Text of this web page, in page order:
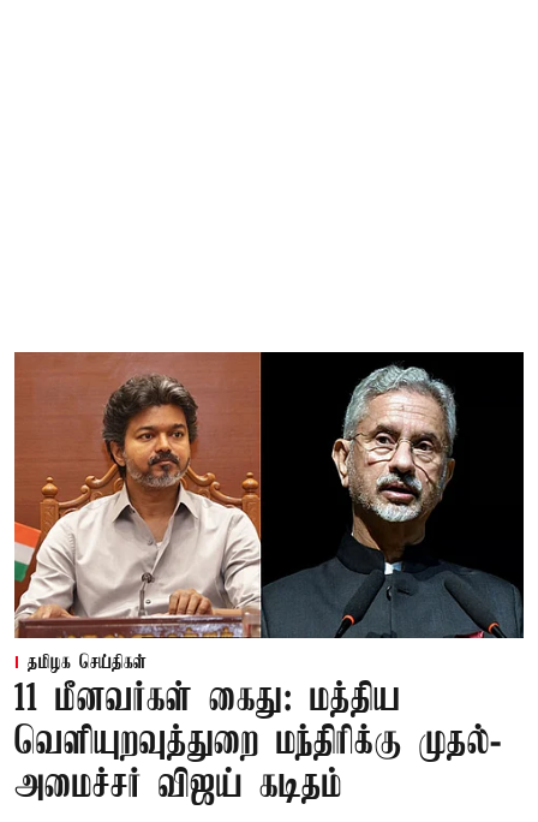
தமிழக செய்திகள்
11 மீனவர்கள் கைது: மத்திய
வெளியுறவுத்துறை மந்திரிக்கு முதல்-
அமைச்சர் விஜய் கடிதம்